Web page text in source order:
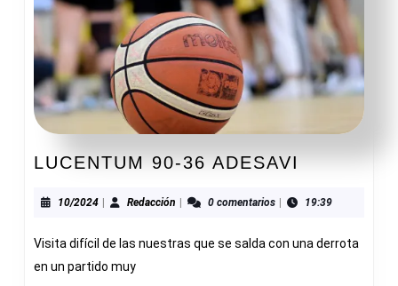
LUCENTUM 90-36 ADESAVI
36
10/202410/2024
| Redacción Redacción
| 0 comentarios | 19:39
Visita difícil de las nuestras que se salda con una derrota
en un partido muy